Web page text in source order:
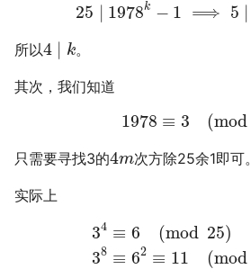
25 ∣ 1978k − 1 ⟹ 5 ∣
所以4 ∣ k。
其次，我们知道
1978 ≡ 3 (mod
只需要寻找3的4m次方除25余1即可。
实际上
34 ≡ 6 (mod 25)
38 ≡ 62 ≡ 11 (mod